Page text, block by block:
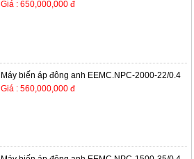
Giá : 650,000,000 đ
Máy biến áp đông anh EEMC.NPC-2000-22/0.4
Giá : 560,000,000 đ